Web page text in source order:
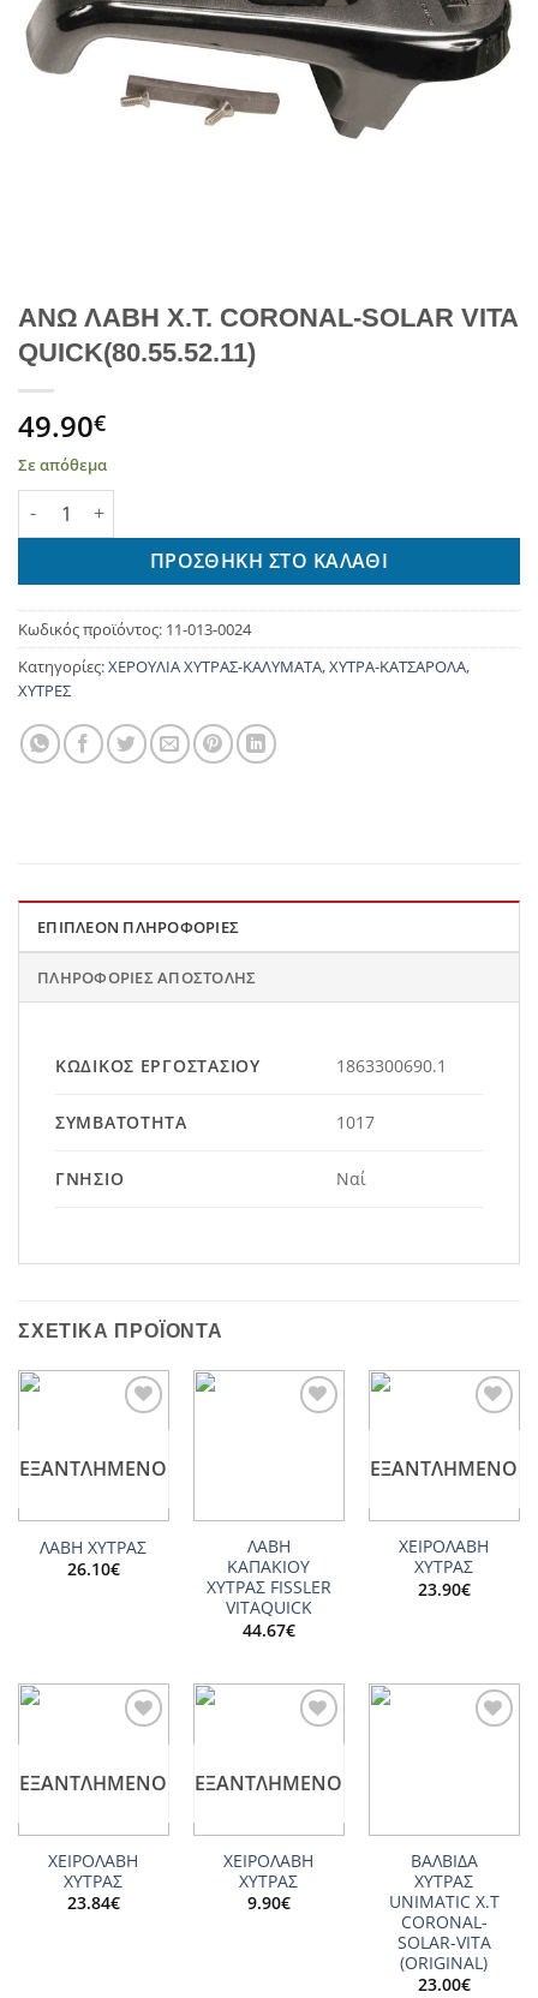
ΑΝΩ ΛΑΒΗ Χ.Τ. CORONAL-SOLAR VITA
QUICK(80.55.52.11)
49.90€
Σε απόθεμα
ΑΝΩ ΛΑΒΗ Χ.Τ. CORONAL-SOLAR VITA QUICK(80.55.52.11)
ΠΡΟΣΘΉΚΗ ΣΤΟ ΚΑΛΆΘΙ
Κωδικός προϊόντος: 11-013-0024
Κατηγορίες:ΧΕΡΟΥΛΙΑ ΧΥΤΡΑΣ-ΚΑΛΥΜΑΤΑ,ΧΥΤΡΑ-ΚΑΤΣΑΡΟΛΑ,
ΧΥΤΡΕΣ
ΕΠΙΠΛΈΟΝ ΠΛΗΡΟΦΟΡΊΕΣ
ΠΛΗΡΟΦΟΡΊΕΣ ΑΠΟΣΤΟΛΉΣ
ΚΩΔΙΚΌΣ ΕΡΓΟΣΤΑΣΊΟΥ 1863300690.1
ΣΥΜΒΑΤΌΤΗΤΑ 1017
ΓΝΉΣΙΟ Ναί
ΣΧΕΤΙΚΆ ΠΡΟΪΌΝΤΑ
ΕΞΑΝΤΛΗΜΈΝΟ
ΛΑΒΗ ΧΥΤΡΑΣ
26.10€
ΛΑΒΗ
ΚΑΠΑΚΙΟΥ
ΧΥΤΡΑΣ FISSLER
VITAQUICK
44.67€
ΕΞΑΝΤΛΗΜΈΝΟ
ΧΕΙΡΟΛΑΒΗ
ΧΥΤΡΑΣ
23.90€
ΕΞΑΝΤΛΗΜΈΝΟ
ΧΕΙΡΟΛΑΒΗ
ΧΥΤΡΑΣ
23.84€
ΕΞΑΝΤΛΗΜΈΝΟ
ΧΕΙΡΟΛΑΒΗ
ΧΥΤΡΑΣ
9.90€
ΒΑΛΒΙΔΑ
ΧΥΤΡΑΣ
UNIMATIC X.T
CORONAL-
SOLAR-VITA
(ORIGINAL)
23.00€